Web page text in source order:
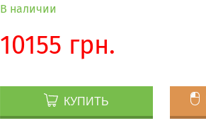
В наличии
10155 грн.
КУПИТЬ